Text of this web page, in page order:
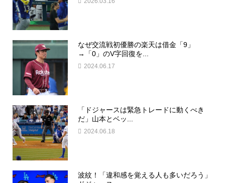
なぜ交流戦初優勝の楽天は借金「9」
→「0」のV字回復を...
2024.06.17
「ドジャースは緊急トレードに動くべき
だ」山本とベッ...
2024.06.18
波紋！「違和感を覚える人も多いだろう」